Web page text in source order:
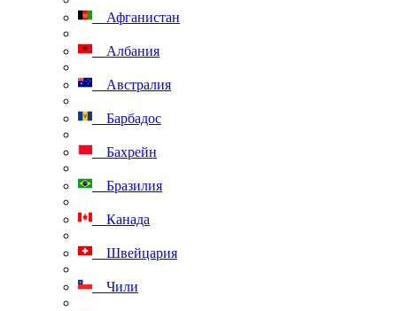
Афганистан
Албания
Австралия
Барбадос
Бахрейн
Бразилия
Канада
Швейцария
Чили